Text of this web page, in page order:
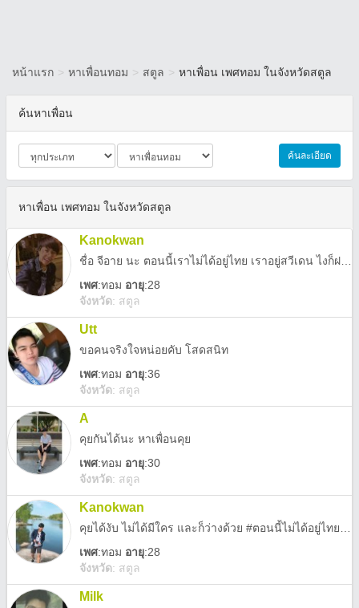
หน้าแรก > หาเพื่อนทอม > สตูล > หาเพื่อน เพศทอม ในจังหวัดสตูล
ค้นหาเพื่อน
ค้นละเอียด
หาเพื่อน เพศทอม ในจังหวัดสตูล
Kanokwan
เพศ:ทอม อายุ:28
จังหวัด: สตูล
Utt
ขอคนจริงใจหน่อยคับ โสดสนิท
เพศ:ทอม อายุ:36
จังหวัด: สตูล
A
คุยกันได้นะ หาเพื่อนคุย
เพศ:ทอม อายุ:30
จังหวัด: สตูล
Kanokwan
เพศ:ทอม อายุ:28
จังหวัด: สตูล
Milk